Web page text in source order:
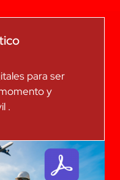
para ser
y
.